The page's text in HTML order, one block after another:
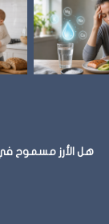
هل الأرز مسموح في